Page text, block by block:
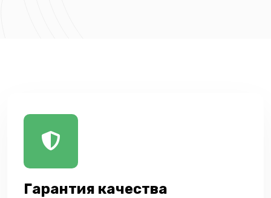
Гарантия качества